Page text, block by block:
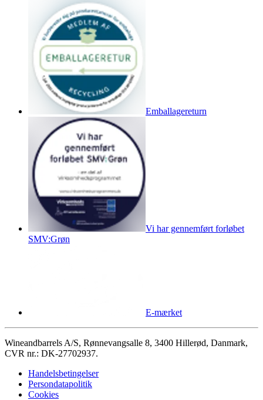
Emballagereturn
Vi har gennemført forløbet
SMV:Grøn
E-mærket
Wineandbarrels A/S, Rønnevangsalle 8, 3400 Hillerød, Danmark,
CVR nr.: DK-27702937.
Handelsbetingelser
Persondatapolitik
Cookies